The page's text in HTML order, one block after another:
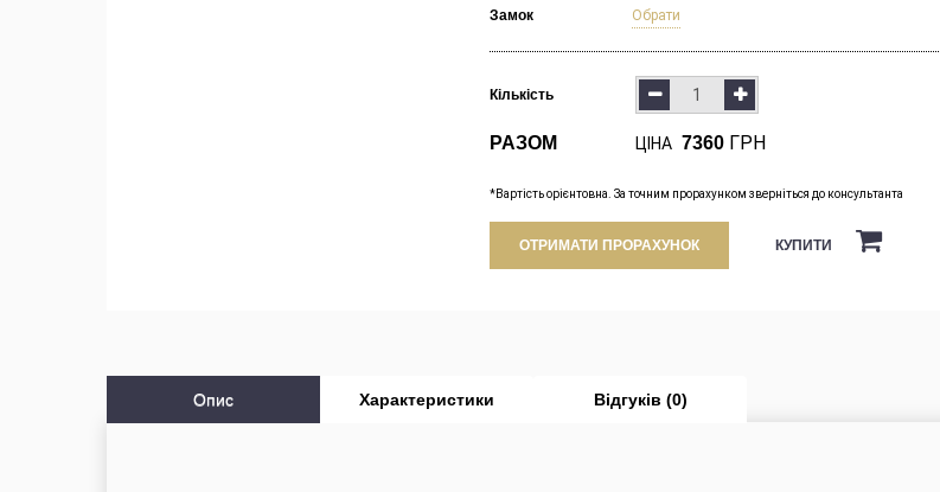
Замок Обрати
Кількість
РАЗОМ ЦІНА 7360 ГРН
*Вартість орієнтовна. За точним прорахунком зверніться до консультанта
ОТРИМАТИ ПРОРАХУНОК КУПИТИ
Опис Характеристики Відгуків (0)